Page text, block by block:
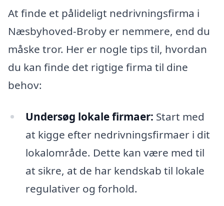
At finde et pålideligt nedrivningsfirma i
Næsbyhoved-Broby er nemmere, end du
måske tror. Her er nogle tips til, hvordan
du kan finde det rigtige firma til dine
behov:
Undersøg lokale firmaer: Start med
at kigge efter nedrivningsfirmaer i dit
lokalområde. Dette kan være med til
at sikre, at de har kendskab til lokale
regulativer og forhold.